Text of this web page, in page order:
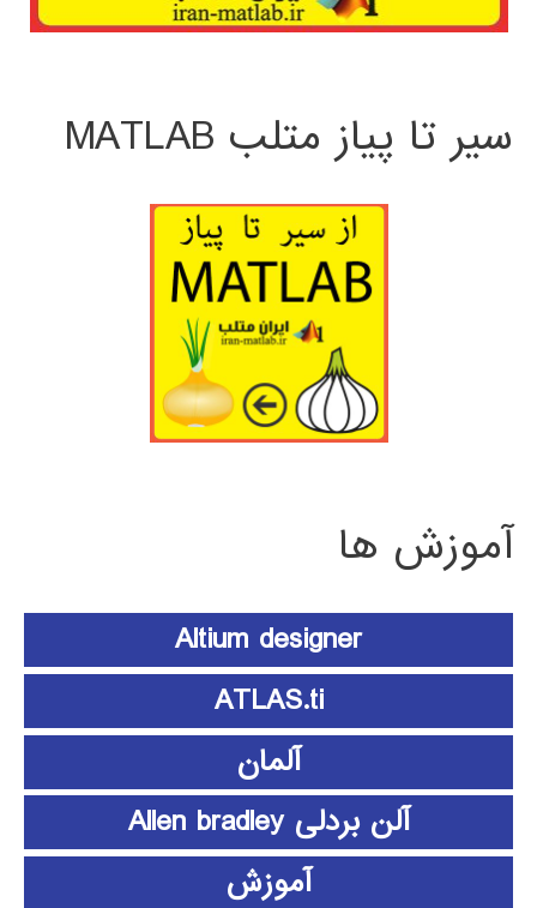
سیر تا پیاز متلب MATLAB
آموزش ها
Altium designer
ATLAS.ti
آلمان
آلن بردلی Allen bradley
آموزش